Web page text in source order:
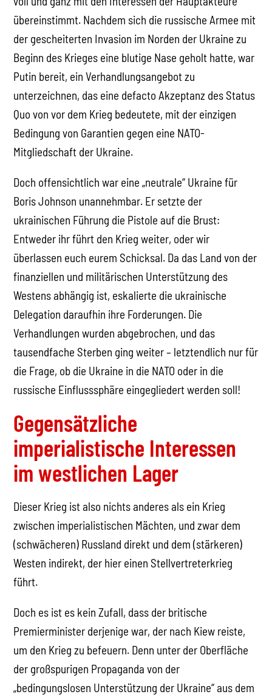
übereinstimmt. Nachdem sich die russische Armee mit
der gescheiterten Invasion im Norden der Ukraine zu
Beginn des Krieges eine blutige Nase geholt hatte, war
Putin bereit, ein Verhandlungsangebot zu
unterzeichnen, das eine defacto Akzeptanz des Status
Quo von vor dem Krieg bedeutete, mit der einzigen
Bedingung von Garantien gegen eine NATO-
Mitgliedschaft der Ukraine.
Doch offensichtlich war eine „neutrale“ Ukraine für
Boris Johnson unannehmbar. Er setzte der
ukrainischen Führung die Pistole auf die Brust:
Entweder ihr führt den Krieg weiter, oder wir
überlassen euch eurem Schicksal. Da das Land von der
finanziellen und militärischen Unterstützung des
Westens abhängig ist, eskalierte die ukrainische
Delegation daraufhin ihre Forderungen. Die
Verhandlungen wurden abgebrochen, und das
tausendfache Sterben ging weiter – letztendlich nur für
die Frage, ob die Ukraine in die NATO oder in die
russische Einflusssphäre eingegliedert werden soll!
Gegensätzliche
imperialistische Interessen
im westlichen Lager
Dieser Krieg ist also nichts anderes als ein Krieg
zwischen imperialistischen Mächten, und zwar dem
(schwächeren) Russland direkt und dem (stärkeren)
Westen indirekt, der hier einen Stellvertreterkrieg
führt.
Doch es ist es kein Zufall, dass der britische
Premierminister derjenige war, der nach Kiew reiste,
um den Krieg zu befeuern. Denn unter der Oberfläche
der großspurigen Propaganda von der
„bedingungslosen Unterstützung der Ukraine“ aus dem